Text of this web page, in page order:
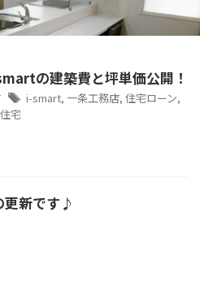
の建築費と坪単価公開！
i-smart, 一条工務店, 住宅ローン,
宅
更新です♪